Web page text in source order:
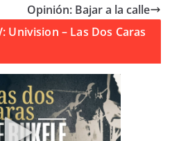
Opinión: Bajar a la calle
Univision – Las Dos Caras